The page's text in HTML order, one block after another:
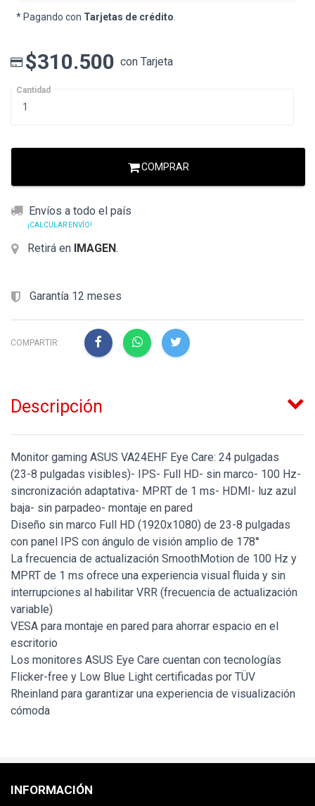
* Pagando con Tarjetas de crédito
$310.500 con Tarjeta
Cantidad
COMPRAR
Envíos a todo el país
¡CALCULAR ENVÍO!
Retirá en IMAGEN.
Garantía 12 meses
COMPARTIR:
Descripción
Monitor gaming ASUS VA24EHF Eye Care: 24 pulgadas
(23-8 pulgadas visibles)- IPS- Full HD- sin marco- 100 Hz-
sincronización adaptativa- MPRT de 1 ms- HDMI- luz azul
baja- sin parpadeo- montaje en pared
Diseño sin marco Full HD (1920x1080) de 23-8 pulgadas
con panel IPS con ángulo de visión amplio de 178°
La frecuencia de actualización SmoothMotion de 100 Hz y
MPRT de 1 ms ofrece una experiencia visual fluida y sin
interrupciones al habilitar VRR (frecuencia de actualización
variable)
VESA para montaje en pared para ahorrar espacio en el
escritorio
Los monitores ASUS Eye Care cuentan con tecnologías
Flicker-free y Low Blue Light certificadas por TÜV
Rheinland para garantizar una experiencia de visualización
cómoda
INFORMACIÓN